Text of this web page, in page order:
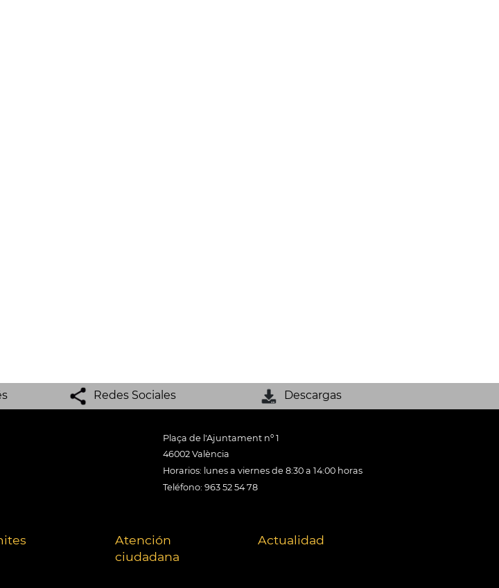
Redes Sociales Descargas
Plaça de l'Ajuntament nº 1
46002 València
Horarios: lunes a viernes de 8:30 a 14:00 horas
Teléfono: 963 52 54 78
Atención
ciudadana
Actualidad